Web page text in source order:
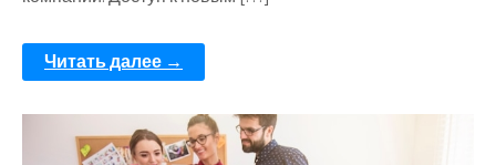
Читать далее →